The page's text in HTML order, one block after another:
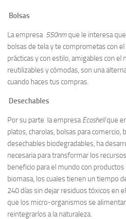
Bolsas
La empresa 550nmque le interesa
bolsas de tela y te comprometas con
prácticas y con estilo, amigables con el
reutilizables y cómodas, son una
cuando haces tus compras.
Desechables
Por su parte la empresaEcoshellque
platos, charolas, bolsas para comercio,
desechables biodegradables, ha
necesaria para transformar los
beneficio para el mundo con
biomasa, los cuales tienen un tiempo
240 días sin dejar residuos tóxicos en
que los micro-organismos se
reintegrarlos a la naturaleza.